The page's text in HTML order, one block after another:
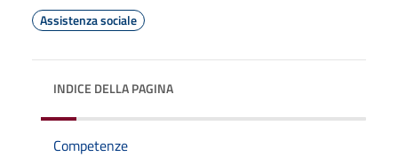
Assistenza sociale
INDICE DELLA PAGINA
Competenze